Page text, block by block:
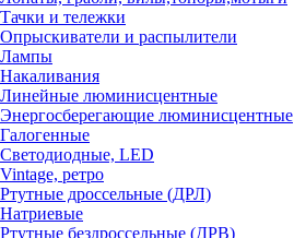
Тачки и тележки
Опрыскиватели и распылители
Лампы
Накаливания
Линейные люминисцентные
Энергосберегающие люминисцентные
Галогенные
Светодиодные, LED
Vintage, ретро
Ртутные дроссельные (ДРЛ)
Натриевые
Ртутные бездроссельные (ДРВ)